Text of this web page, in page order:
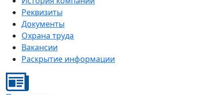
Реквизиты
Документы
Охрана труда
Вакансии
Раскрытие информации